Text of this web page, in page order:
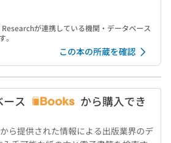
が連携している機関・データベース
。
この本の所蔵を確認
ス
から購入でき
ら提供された情報による出版業界のデ